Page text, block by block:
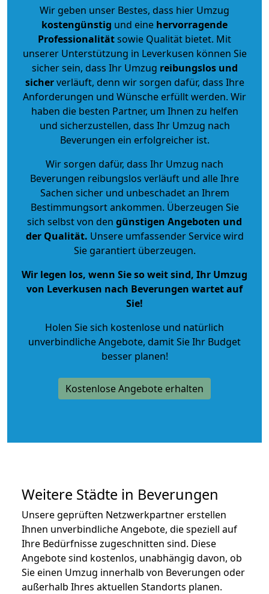
Wir geben unser Bestes, dass hier Umzug
kostengünstig und eine hervorragende
Professionalitätsowie Qualität bietet. Mit
unserer Unterstützung in Leverkusen können Sie
sicher sein, dass Ihr Umzug reibungslos und
sicherverläuft, denn wir sorgen dafür, dass Ihre
Anforderungen und Wünsche erfüllt werden. Wir
haben die besten Partner, um Ihnen zu helfen
und sicherzustellen, dass Ihr Umzug nach
Beverungen ein erfolgreicher ist.
Wir sorgen dafür, dass Ihr Umzug nach
Beverungen reibungslos verläuft und alle Ihre
Sachen sicher und unbeschadet an Ihrem
Bestimmungsort ankommen. Überzeugen Sie
sich selbst von den günstigen Angeboten und
der Qualität. Unsere umfassender Service wird
Sie garantiert überzeugen.
Wir legen los, wenn Sie so weit sind, Ihr Umzug
von Leverkusen nach Beverungen wartet auf
Sie!
Holen Sie sich kostenlose und natürlich
unverbindliche Angebote, damit Sie Ihr Budget
besser planen!
Kostenlose Angebote erhalten
Weitere Städte in Beverungen
Unsere geprüften Netzwerkpartner erstellen
Ihnen unverbindliche Angebote, die speziell auf
Ihre Bedürfnisse zugeschnitten sind. Diese
Angebote sind kostenlos, unabhängig davon, ob
Sie einen Umzug innerhalb von Beverungen oder
außerhalb Ihres aktuellen Standorts planen.